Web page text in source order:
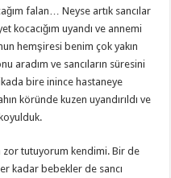
falan… Neyse artık sancılar
kocacığım uyandı ve annemi
hemşiresi benim çok yakın
aradım ve sancıların süresini
bire inince hastaneye
köründe kuzen uyandırıldı ve
zor tutuyorum kendimi. Bir de
kadar bebekler de sancı